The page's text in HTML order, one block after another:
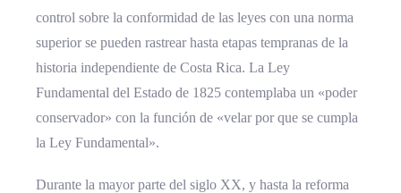
control sobre la conformidad de las leyes con una norma
superior se pueden rastrear hasta etapas tempranas de la
historia independiente de Costa Rica. La Ley
Fundamental del Estado de 1825 contemplaba un «poder
conservador» con la función de «velar por que se cumpla
la Ley Fundamental».
Durante la mayor parte del siglo XX, y hasta la reforma